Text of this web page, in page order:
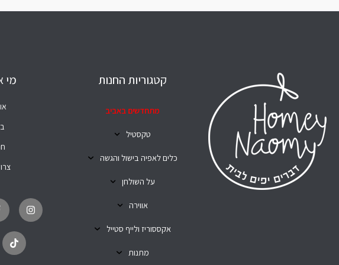
קטגוריות החנות
מתחדשים באביב
טקסטיל
כלים לאפיה בישול והגשה
על השולחן
אווירה
אקססוריז ולייף סטייל
מתנות
מי
n
s
t
k